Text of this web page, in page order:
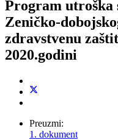
Program utroška
Zeničko-
zdravstvenu
2020.godini
Preuzmi:
1. dokument